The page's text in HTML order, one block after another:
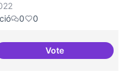
0 0
VoteMillorar la